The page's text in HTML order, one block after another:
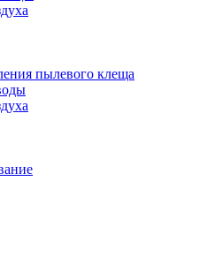
пылевого клеща